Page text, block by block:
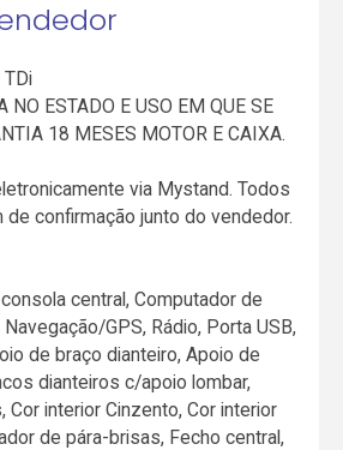
TDi
NO ESTADO E USO EM QUE SE
18 MESES MOTOR E CAIXA.
via Mystand. Todos
confirmação junto do vendedor.
central, Computador de
GPS, Rádio, Porta USB,
de braço dianteiro, Apoio de
dianteiros c/apoio lombar,
Cor interior Cinzento, Cor interior
de pára-brisas, Fecho central,